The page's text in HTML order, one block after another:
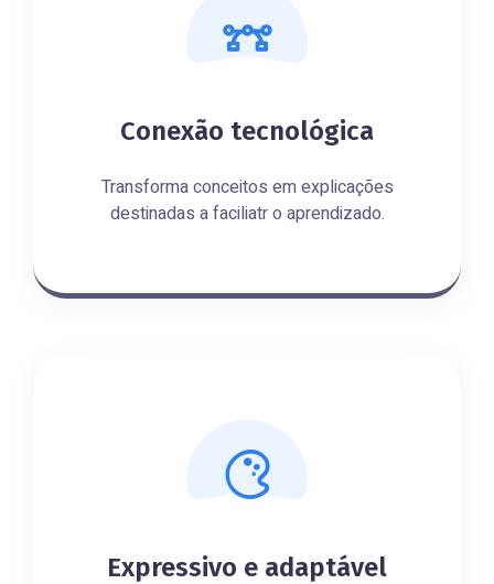
Conexão tecnológica
Transforma conceitos em explicações
destinadas a faciliatr o aprendizado.
Expressivo e adaptável